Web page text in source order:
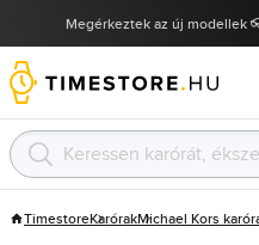
Megérkeztek az új modellek
TimestoreKarórakMichael Kors